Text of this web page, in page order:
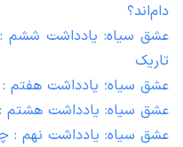
دام‌اند؟
عشق سیاه: یادداشت ششم :
تاریک
عشق سیاه؛ یادداشت
عشق سیاه: یادداشت
عشق سیاه: یادداشت نهم :